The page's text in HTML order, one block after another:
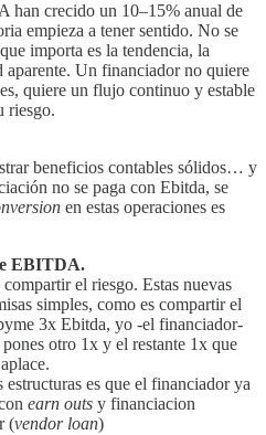
han crecido un 10–15% anual de
empieza a tener sentido. No se
importa es la tendencia, la
aparente. Un financiador no quiere
quiere un flujo continuo y estable
riesgo.
beneficios contables sólidos… y
no se paga con Ebitda, se
en estas operaciones es
EBITDA.
el riesgo. Estas nuevas
simples, como es compartir el
3x Ebitda, yo -el financiador-
otro 1x y el restante 1x que
estructuras es que el financiador ya
earn outs y financiacion
(vendor loan)